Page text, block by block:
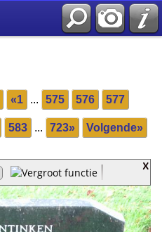
«1 ... 575 576 577
583 ... 723» Volgende»